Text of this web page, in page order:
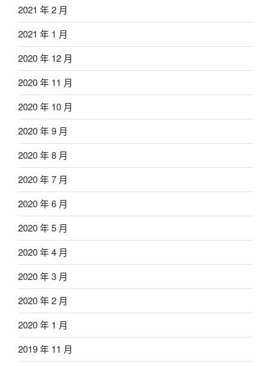
2021 年 2 月
2021 年 1 月
2020 年 12 月
2020 年 11 月
2020 年 10 月
2020 年 9 月
2020 年 8 月
2020 年 7 月
2020 年 6 月
2020 年 5 月
2020 年 4 月
2020 年 3 月
2020 年 2 月
2020 年 1 月
2019 年 11 月